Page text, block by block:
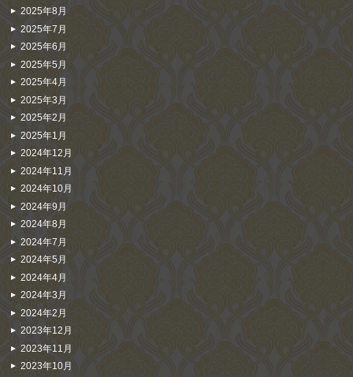
2025年8月
2025年7月
2025年6月
2025年5月
2025年4月
2025年3月
2025年2月
2025年1月
2024年12月
2024年11月
2024年10月
2024年9月
2024年8月
2024年7月
2024年5月
2024年4月
2024年3月
2024年2月
2023年12月
2023年11月
2023年10月